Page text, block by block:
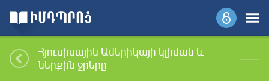
Հյուսիսային Ամերիկայի կլիման և
ներքին ջրերը